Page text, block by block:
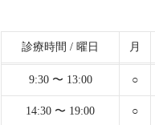
診療時間 / 曜日 月
9:30 〜 13:00 ○
14:30 〜 19:00 ○